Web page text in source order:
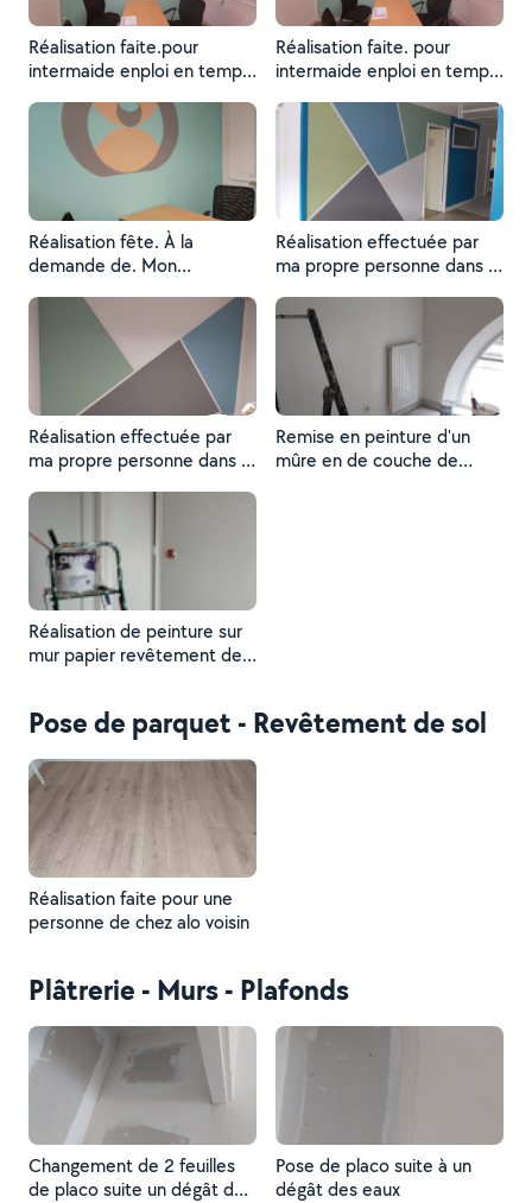
Réalisation faite.pour
intermaide enploi en temps
Réalisation faite. pour
intermaide enploi en temps
Réalisation fête. À la
demande de. Mon
enploi
Réalisation effectuée par
ma propre personne dans le
d'une démonstration de
peinture
Réalisation effectuée par
ma propre personne dans le
que l'on peut faire dans le
monde de la peinture
Remise en peinture d'un
mûre en de couche de
Réalisation de peinture sur
mur papier revêtement de
Pose de parquet - Revêtement de sol
Réalisation faite pour une
personne de chez alo voisin
Plâtrerie - Murs - Plafonds
Changement de 2 feuilles
de placo suite un dégât des
Pose de placo suite à un
dégât des eaux